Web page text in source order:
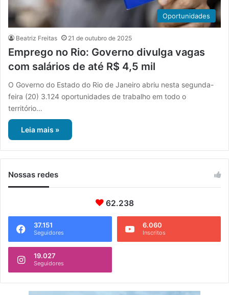
Oportunidades
Beatriz Freitas 21 de outubro de 2025
Emprego no Rio: Governo divulga vagas
com salários de até R$ 4,5 mil
O Governo do Estado do Rio de Janeiro abriu nesta segunda-
feira (20) 3.124 oportunidades de trabalho em todo o
território…
Leia mais »
Nossas redes
62.238
37.151
Seguidores
6.060
Inscritos
19.027
Seguidores